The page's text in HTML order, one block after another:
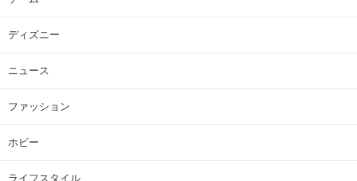
ディズニー
ニュース
ファッション
ホビー
ライフスタイル